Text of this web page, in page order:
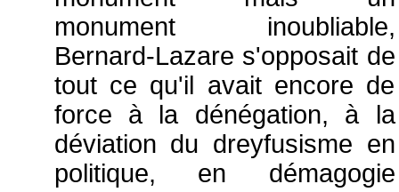
monument inoubliable,
Bernard-Lazare s'opposait de
tout ce qu'il avait encore de
force à la dénégation, à la
déviation du dreyfusisme en
politique, en démagogie